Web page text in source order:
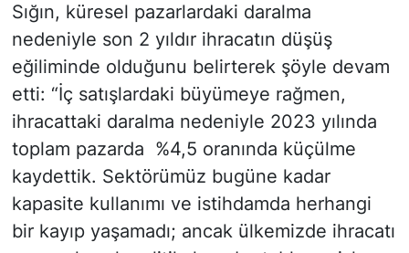
Sığın, küresel pazarlardaki daralma
nedeniyle son 2 yıldır ihracatın düşüş
eğiliminde olduğunu belirterek şöyle devam
etti: “İç satışlardaki büyümeye rağmen,
ihracattaki daralma nedeniyle 2023 yılında
toplam pazarda %4,5 oranında küçülme
kaydettik. Sektörümüz bugüne kadar
kapasite kullanımı ve istihdamda herhangi
bir kayıp yaşamadı; ancak ülkemizde ihracatı